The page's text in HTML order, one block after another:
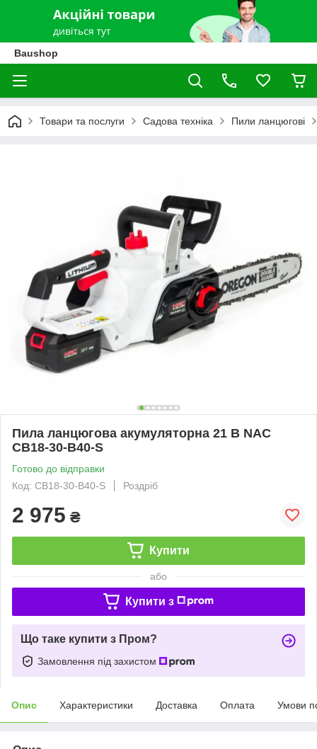
Baushop
Товари та послуги Садова техніка Пили ланцюгові
Пила ланцюгова акумуляторна 21 В NAC
CB18-30-B40-S
Готово до відправки
Код: CB18-30-B40-S
Роздріб
2 975 ₴
Купити
або
Купити з
Що таке купити з Пром?
Замовлення під захистом
Опис Характеристики Доставка Оплата Умови